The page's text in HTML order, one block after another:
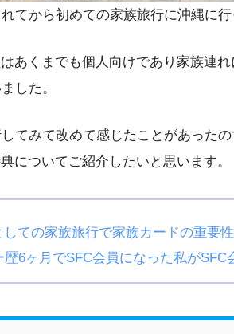
てから初めての家族旅行に沖縄に行
あくまでも個人向けであり家族連
した。
てみて改めて感じたことがあった
についてご紹介したいと思います。
しての家族旅行で家族カードの重要
歴6ヶ月でSFC会員になった私がSFC